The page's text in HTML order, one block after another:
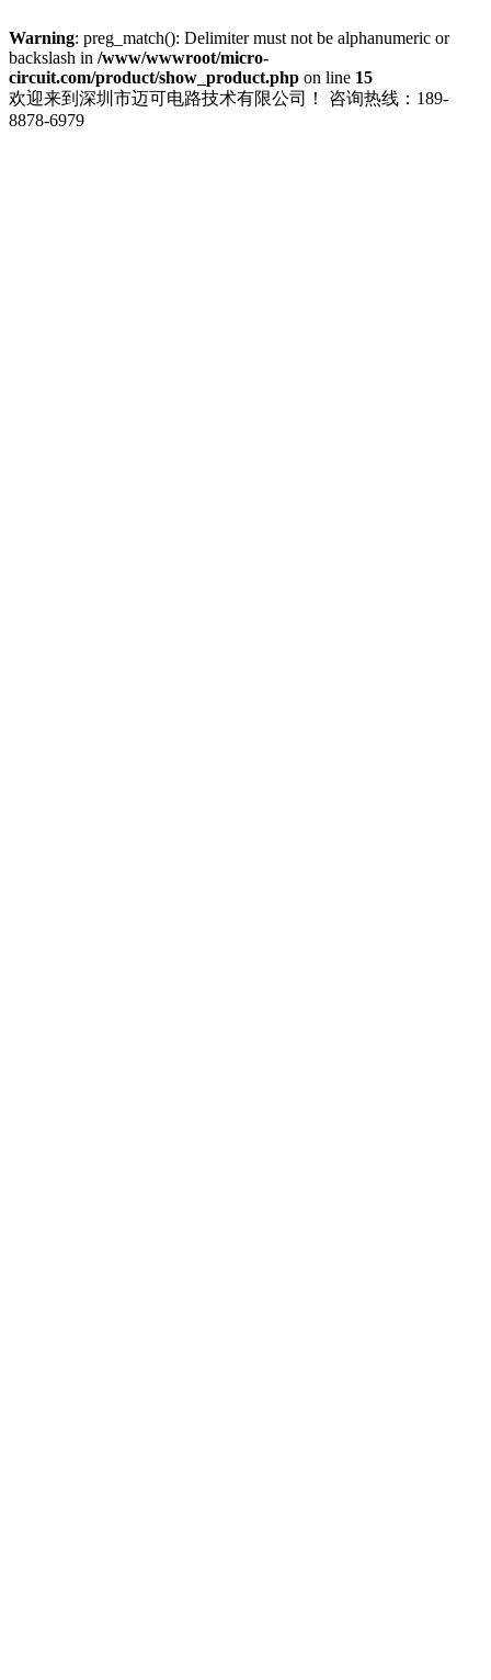
Warning: preg_match(): Delimiter must not be alphanumeric or
backslash in /www/wwwroot/micro-
circuit.com/product/show_product.php on line 15
欢迎来到深圳市迈可电路技术有限公司！
咨询热线：189-
8878-6979